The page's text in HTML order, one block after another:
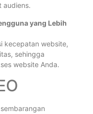
audiens.
yang Lebih
kecepatan website,
sehingga
website Anda.